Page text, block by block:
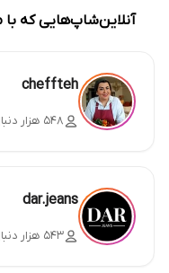
آنلاین‌شاپ‌هایی که
cheffteh
۵۴۸ هزار دنبال‌کننده
dar.jeans
۵۴۳ هزار دنبال‌کننده